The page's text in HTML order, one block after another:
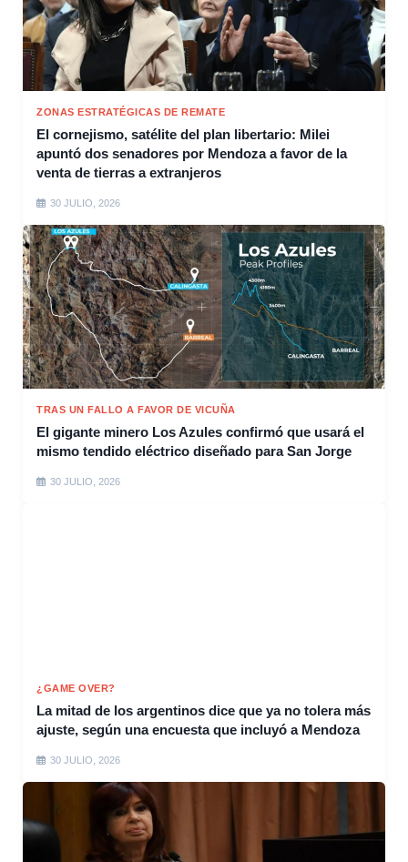
ZONAS ESTRATÉGICAS DE REMATE
El cornejismo, satélite del plan libertario: Milei
apuntó dos senadores por Mendoza a favor de la
venta de tierras a extranjeros
30 JULIO, 2026
TRAS UN FALLO A FAVOR DE VICUÑA
El gigante minero Los Azules confirmó que usará el
mismo tendido eléctrico diseñado para San Jorge
30 JULIO, 2026
¿GAME OVER?
La mitad de los argentinos dice que ya no tolera más
ajuste, según una encuesta que incluyó a Mendoza
30 JULIO, 2026